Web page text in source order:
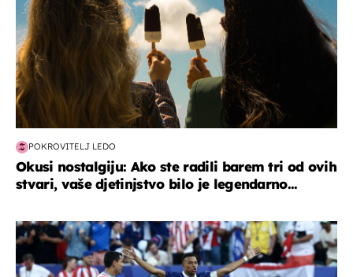
POKROVITELJ LEDO
Okusi nostalgiju: Ako ste radili barem tri od ovih
stvari, vaše djetinjstvo bilo je legendarno...
svjetsko prvenstvo 2026